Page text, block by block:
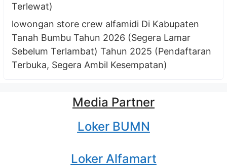
Terlewat)
lowongan store crew alfamidi Di Kabupaten
Tanah Bumbu Tahun 2026 (Segera Lamar
Sebelum Terlambat) Tahun 2025 (Pendaftaran
Terbuka, Segera Ambil Kesempatan)
Media Partner
Loker BUMN
Loker Alfamart